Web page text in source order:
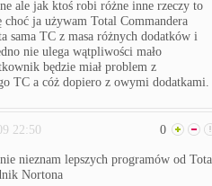
ale jak ktoś robi różne inne rzeczy to
choć ja używam Total Commandera
sama TC z masa różnych dodatków i
nie ulega wątpliwości mało
będzie miał problem z
TC a cóż dopiero z owymi dodatkami.
22:50 0
nieznam lepszych programów od
Nortona